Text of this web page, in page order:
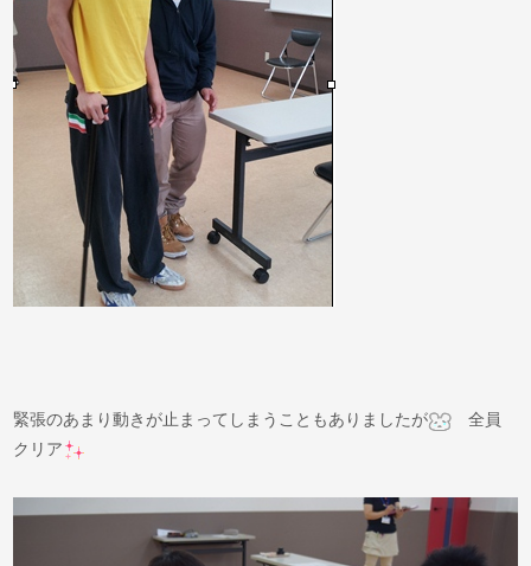
緊張のあまり動きが止まってしまうこともありましたが
全員
クリア